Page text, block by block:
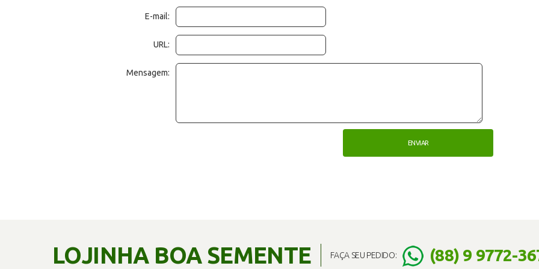
E-mail:
URL:
Mensagem:
LOJINHA BOA SEMENTE FAÇA SEU PEDIDO: (88) 9 9772-